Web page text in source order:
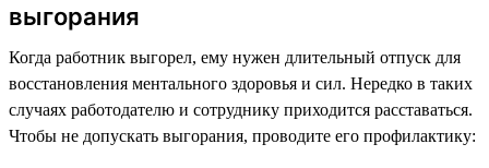
выгорания
Когда работник выгорел, ему нужен длительный отпуск для
восстановления ментального здоровья и сил. Нередко в таких
случаях работодателю и сотруднику приходится расставаться.
Чтобы не допускать выгорания, проводите его профилактику: